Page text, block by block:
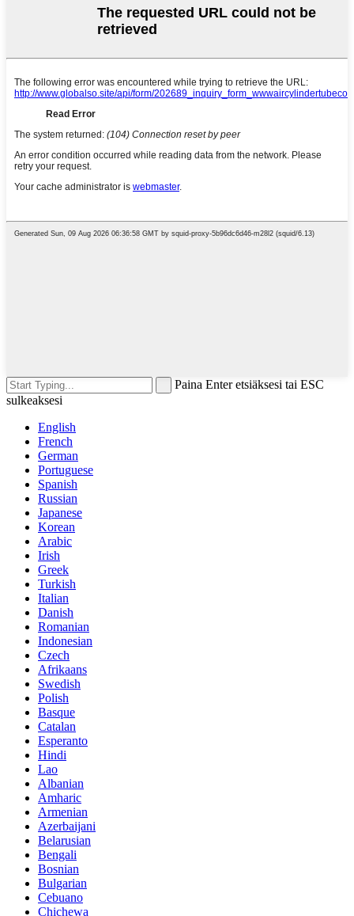
Paina Enter etsiäksesi tai ESC
sulkeaksesi
English
French
German
Portuguese
Spanish
Russian
Japanese
Korean
Arabic
Irish
Greek
Turkish
Italian
Danish
Romanian
Indonesian
Czech
Afrikaans
Swedish
Polish
Basque
Catalan
Esperanto
Hindi
Lao
Albanian
Amharic
Armenian
Azerbaijani
Belarusian
Bengali
Bosnian
Bulgarian
Cebuano
Chichewa